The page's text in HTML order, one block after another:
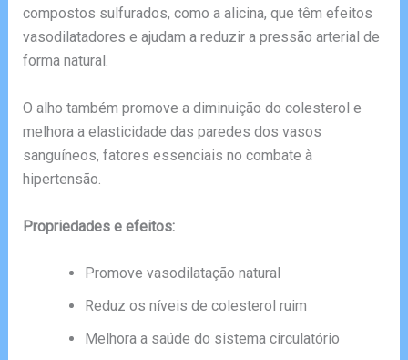
compostos sulfurados, como a alicina, que têm efeitos
vasodilatadores e ajudam a reduzir a pressão arterial de
forma natural.
O alho também promove a diminuição do colesterol e
melhora a elasticidade das paredes dos vasos
sanguíneos, fatores essenciais no combate à
hipertensão.
Propriedades e efeitos:
Promove vasodilatação natural
Reduz os níveis de colesterol ruim
Melhora a saúde do sistema circulatório